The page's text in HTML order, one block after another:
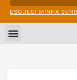
ESQUECI MINHA